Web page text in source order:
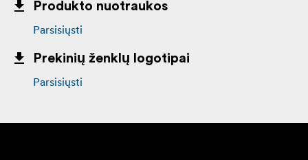
Produkto nuotraukos
Parsisiųsti
Prekinių ženklų logotipai
Parsisiųsti